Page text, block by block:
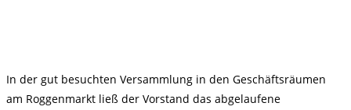
In der gut besuchten Versammlung in den Geschäftsräumen
am Roggenmarkt ließ der Vorstand das abgelaufene